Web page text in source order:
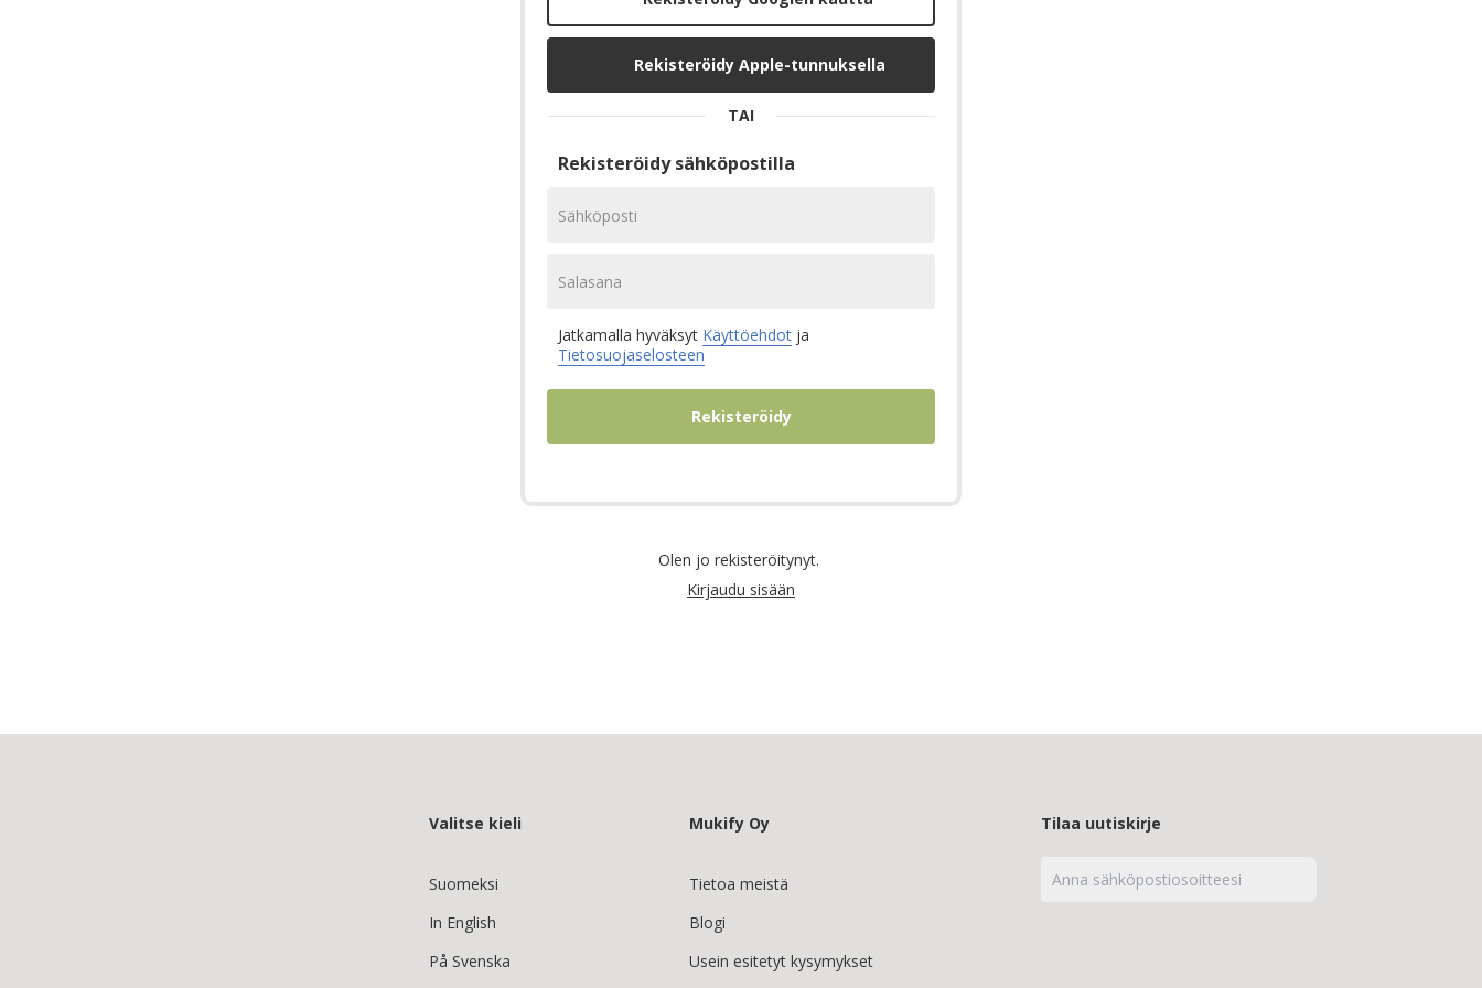
Rekisteröidy Apple-tunnuksella
TAI
Rekisteröidy sähköpostilla
Sähköposti
Salasana
Jatkamalla hyväksyt Käyttöehdot ja
Tietosuojaselosteen
Rekisteröidy
Olen jo rekisteröitynyt.
Kirjaudu sisään
Valitse kieli
Suomeksi
In English
På Svenska
Mukify Oy
Tietoa meistä
Blogi
Usein esitetyt kysymykset
Tilaa uutiskirje